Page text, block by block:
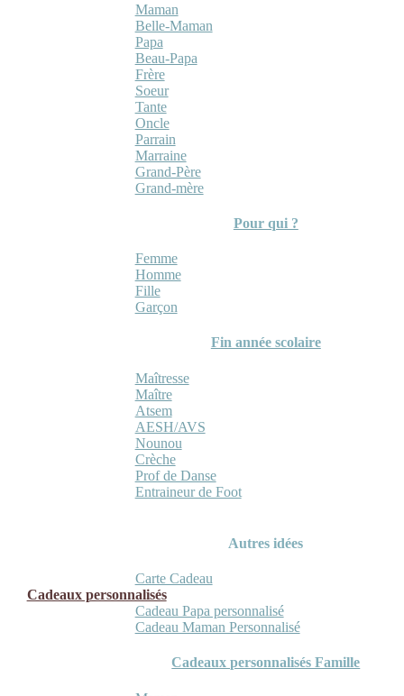
Maman
Belle-Maman
Papa
Beau-Papa
Frère
Soeur
Tante
Oncle
Parrain
Marraine
Grand-Père
Grand-mère
Pour qui ?
Femme
Homme
Fille
Garçon
Fin année scolaire
Maîtresse
Maître
Atsem
AESH/AVS
Nounou
Crèche
Prof de Danse
Entraineur de Foot
Autres idées
Carte Cadeau
Cadeaux personnalisés
Cadeau Papa personnalisé
Cadeau Maman Personnalisé
Cadeaux personnalisés Famille